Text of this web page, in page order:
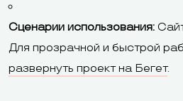
Сценарии использования:
Для прозрачной и быстрой
развернуть проект на Бегет.